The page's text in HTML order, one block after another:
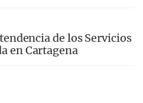
de los Servicios
en Cartagena